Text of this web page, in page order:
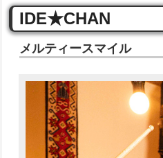
IDE★CHAN
メルティースマイル